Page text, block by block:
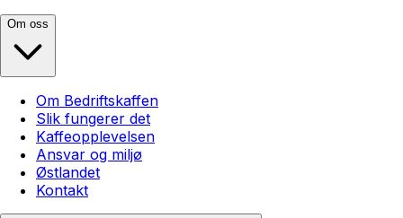
Om oss
Om Bedriftskaffen
Slik fungerer det
Kaffeopplevelsen
Ansvar og miljø
Østlandet
Kontakt